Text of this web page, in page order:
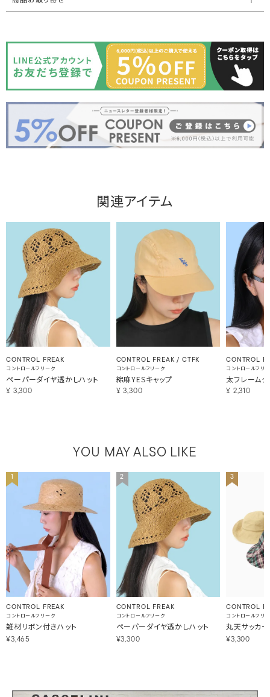
関連アイテム
CONTROL FREAK
コントロールフリーク
ペーパーダイヤ透かしハット
¥ 3,300
CONTROL FREAK / CTFK
コントロールフリーク
綿麻YESキャップ
¥ 3,300
CONTROL
コントロールフリ
太フレーム
¥ 2,310
YOU MAY ALSO LIKE
1
CONTROL FREAK
コントロールフリーク
雑材リボン付きハット
¥3,465
2
CONTROL FREAK
コントロールフリーク
ペーパーダイヤ透かしハット
¥3,300
3
CONTROL
コントロールフリ
丸天サッカ
¥3,300